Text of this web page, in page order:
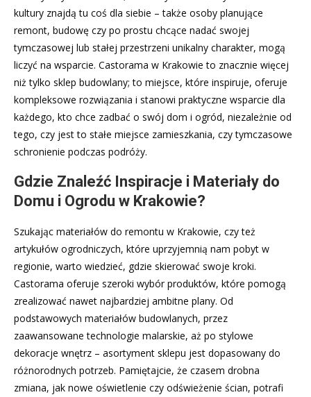
kultury znajdą tu coś dla siebie – także osoby planujące
remont, budowę czy po prostu chcące nadać swojej
tymczasowej lub stałej przestrzeni unikalny charakter, mogą
liczyć na wsparcie. Castorama w Krakowie to znacznie więcej
niż tylko sklep budowlany; to miejsce, które inspiruje, oferuje
kompleksowe rozwiązania i stanowi praktyczne wsparcie dla
każdego, kto chce zadbać o swój dom i ogród, niezależnie od
tego, czy jest to stałe miejsce zamieszkania, czy tymczasowe
schronienie podczas podróży.
Gdzie Znaleźć Inspiracje i Materiały do
Domu i Ogrodu w Krakowie?
Szukając materiałów do remontu w Krakowie, czy też
artykułów ogrodniczych, które uprzyjemnią nam pobyt w
regionie, warto wiedzieć, gdzie skierować swoje kroki.
Castorama oferuje szeroki wybór produktów, które pomogą
zrealizować nawet najbardziej ambitne plany. Od
podstawowych materiałów budowlanych, przez
zaawansowane technologie malarskie, aż po stylowe
dekoracje wnętrz – asortyment sklepu jest dopasowany do
różnorodnych potrzeb. Pamiętajcie, że czasem drobna
zmiana, jak nowe oświetlenie czy odświeżenie ścian, potrafi